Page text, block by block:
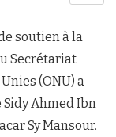
soutien à la
Secrétariat
(ONU) a
Ahmed Ibn
Sy Mansour.